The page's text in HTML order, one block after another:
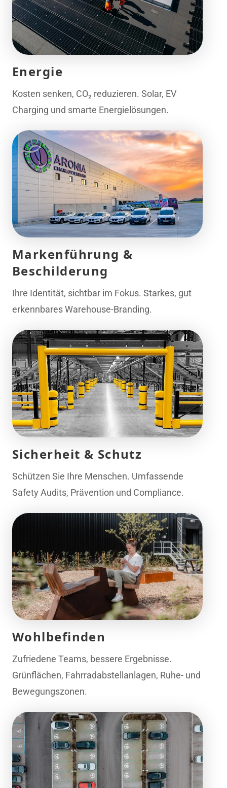
Energie
Kosten senken, CO₂ reduzieren. Solar, EV
Charging und smarte Energielösungen.
Markenführung &
Beschilderung
Ihre Identität, sichtbar im Fokus. Starkes, gut
erkennbares Warehouse-Branding.
Sicherheit & Schutz
Schützen Sie Ihre Menschen. Umfassende
Safety Audits, Prävention und Compliance.
Wohlbefinden
Zufriedene Teams, bessere Ergebnisse.
Grünflächen, Fahrradabstellanlagen, Ruhe- und
Bewegungszonen.